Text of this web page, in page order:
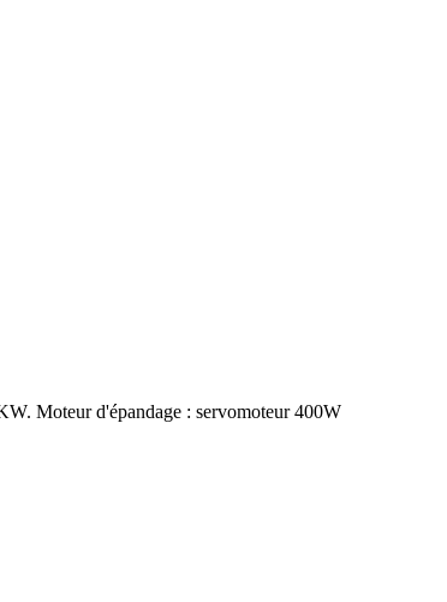
Moteur d'épandage : servomoteur 400W